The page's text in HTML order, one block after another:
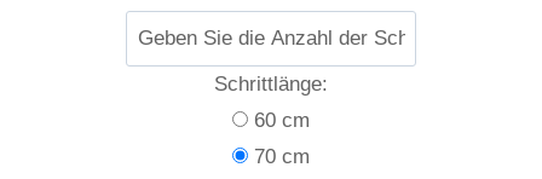
Schrittlänge:
60 cm
70 cm